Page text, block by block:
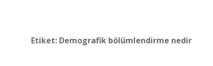
Etiket: Demografik bölümlendirme nedir